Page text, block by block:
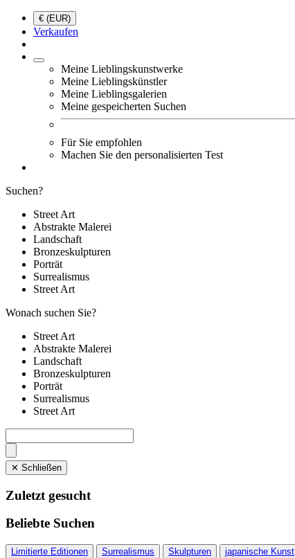
€ (EUR)
Verkaufen
Meine Lieblingskunstwerke
Meine Lieblingskünstler
Meine Lieblingsgalerien
Meine gespeicherten Suchen
Für Sie empfohlen
Machen Sie den personalisierten Test
Suchen?
Street Art
Abstrakte Malerei
Landschaft
Bronzeskulpturen
Porträt
Surrealismus
Street Art
Wonach suchen Sie?
Street Art
Abstrakte Malerei
Landschaft
Bronzeskulpturen
Porträt
Surrealismus
Street Art
✕ Schließen
Zuletzt gesucht
Beliebte Suchen
Limitierte Editionen Surrealismus Skulpturen japanische Kunst